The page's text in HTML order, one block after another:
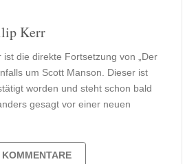
Kerr
ist die direkte Fortsetzung von „Der
um Scott Manson. Dieser ist
worden und steht schon bald
gesagt vor einer neuen
KOMMENTARE